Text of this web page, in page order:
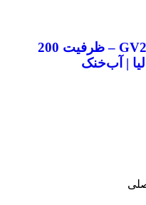
روتس بوستر وکیوم گیو مدل GV200 – ظرفیت 200
| آب‌خنک